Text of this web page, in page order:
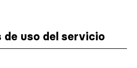
de uso del servicio